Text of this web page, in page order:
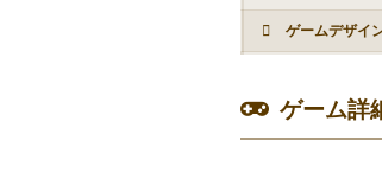
ゲームデザイ
ゲーム詳